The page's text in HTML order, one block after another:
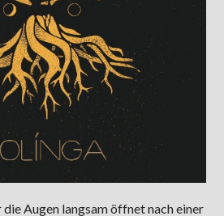
90,9 MHzSteinfurt103,9 MHz
die Augen langsam öffnet nach einer